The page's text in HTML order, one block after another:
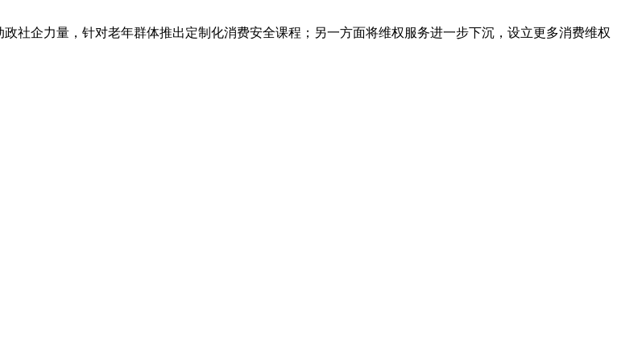
社企力量，针对老年群体推出定制化消费安全课程；另一方面将维权服务进一步下沉，设立更多消费维权